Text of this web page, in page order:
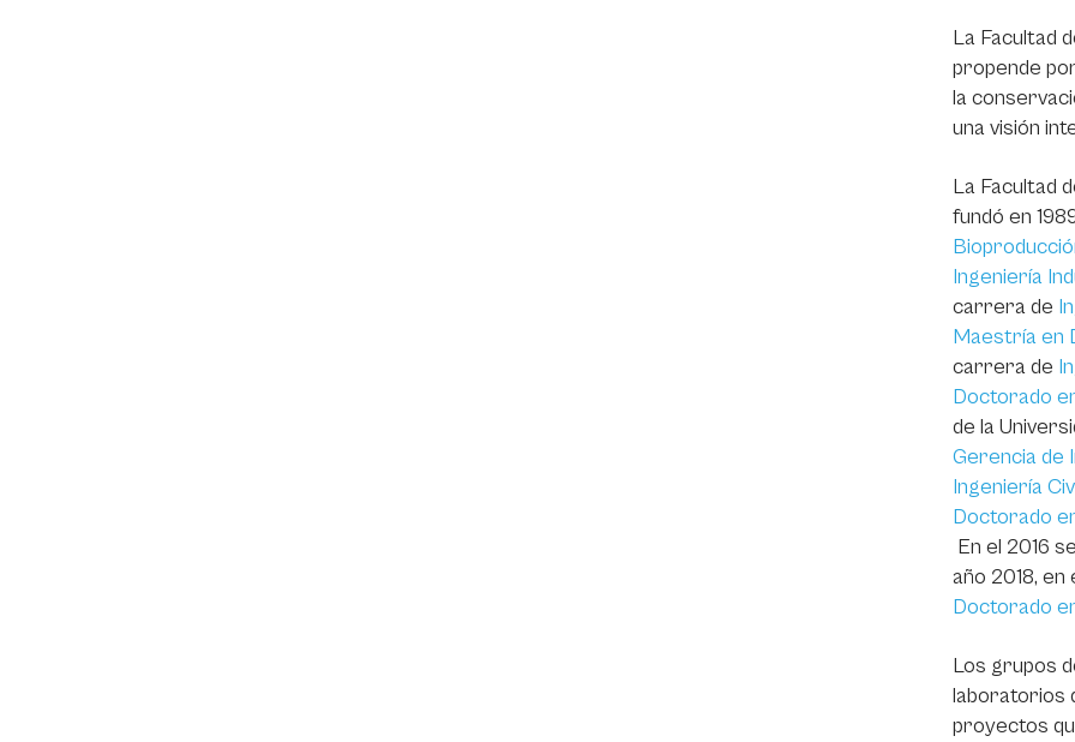
La Facultad
propende
la
una visión
La Facultad
fundó en
Ingeniería
carrera de
Maestría en
carrera de
Doctorado
de la
Gerencia de
Ingeniería
Doctorado
En el 2016
año 2018,
Doctorado
Los grupos
laboratorios
proyectos